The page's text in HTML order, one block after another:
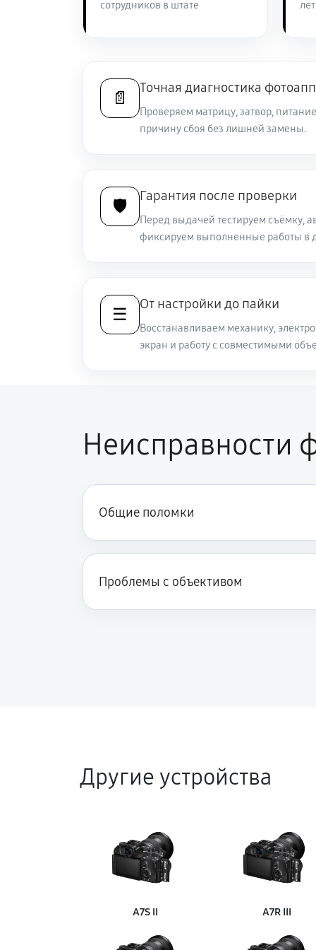
Замена линз фотоаппарата Sony
Замена диска управления
Замена вспышки фотоаппарата
Комплексная чистка
сотрудников в штате
📄
Точная диагностика
Проверяем матрицу, затвор,
причину сбоя без лишней замены.
🛡️
Гарантия после проверки
Перед выдачей тестируем съёмку,
фиксируем выполненные работы в
☰
От настройки до пайки
Восстанавливаем механику,
экран и работу с совместимыми
Неисправности
Общие поломки
Проблемы с объективом
Другие устройства
A7S II A7R III